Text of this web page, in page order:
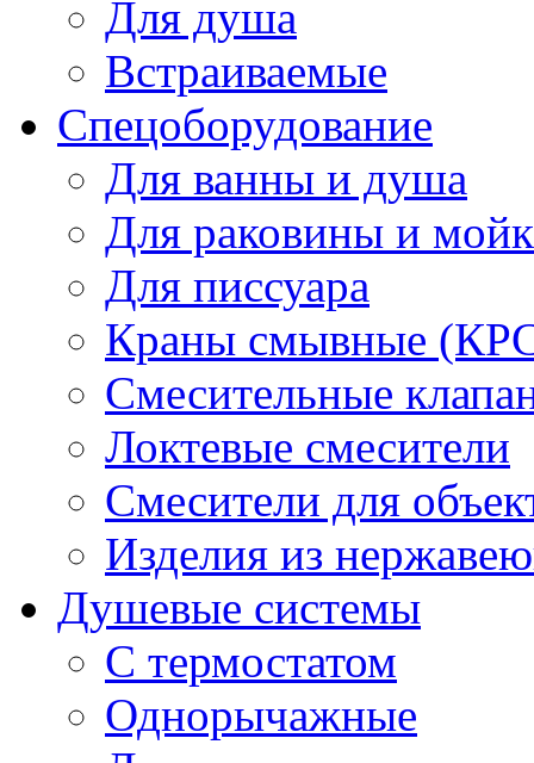
Для душа
Встраиваемые
Спецоборудование
Для ванны и душа
Для раковины и
Для писсуара
Краны смывные
Смесительные
Локтевые смесители
Смесители для
Изделия из
Душевые системы
С термостатом
Однорычажные